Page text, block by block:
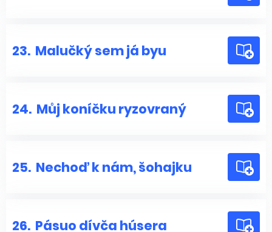
23. Malučký sem já byu
24. Můj koníčku ryzovraný
25. Nechoď k nám, šohajku
26. Pásuo dívča húsera